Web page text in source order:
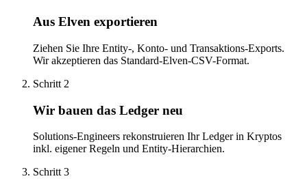
Aus Elven exportieren
Ziehen Sie Ihre Entity-, Konto- und Transaktions-Exports.
Wir akzeptieren das Standard-Elven-CSV-Format.
Schritt 2
Wir bauen das Ledger neu
Solutions-Engineers rekonstruieren Ihr Ledger in Kryptos
inkl. eigener Regeln und Entity-Hierarchien.
Schritt 3